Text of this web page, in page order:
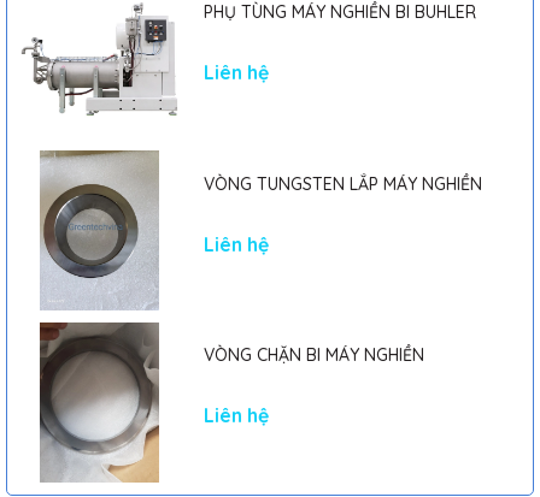
PHỤ TÙNG MÁY NGHIỀN BI BUHLER
Liên hệ
VÒNG TUNGSTEN LẮP MÁY NGHIỀN
Liên hệ
VÒNG CHẶN BI MÁY NGHIỀN
Liên hệ